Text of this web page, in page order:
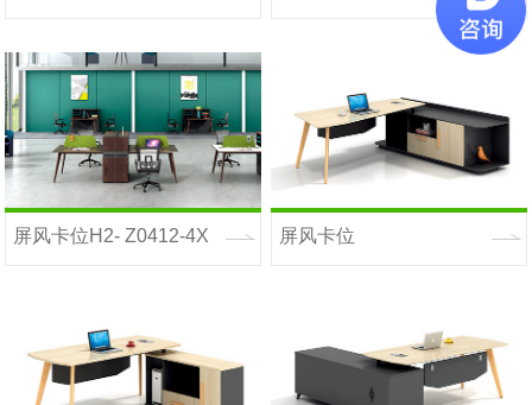
屏风卡位H2- Z0412-4X 屏风卡位